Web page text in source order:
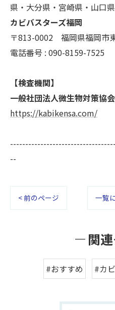
県・大分県・宮崎県・山口県
カビバスターズ福岡
〒813-0002 福岡県福岡市
電話番号 : 090-8159-7525
【検査機関】
一般社団法人微生物対策協会
https://kabikensa.com/
--
< 前のページ 一覧
関
#おすすめ #カ